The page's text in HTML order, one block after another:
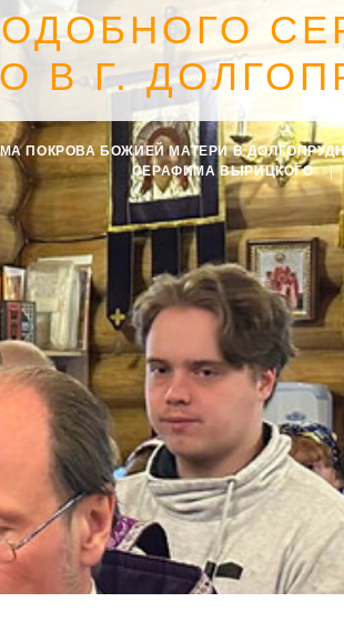
В Г.
ПОКРОВА БОЖИЕЙ МАТЕРИ В
СЕРАФИМА ВЫРИЦКОГО
|